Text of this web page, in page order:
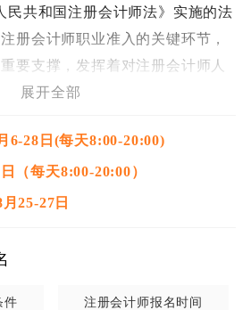
民共和国注册会计师法》实施的法
册会计师职业准入的关键环节，
要支撑，发挥着对注册会计师人
向标作用。
受信任的国家级职业资格考试
计师考试已经成为广大青年职业
阶段考试和综合阶段考试，考生
展开全部
6-28日(每天8:00-20:00)
（每天8:00-20:00）
25-27日
件 注册会计师报名时间